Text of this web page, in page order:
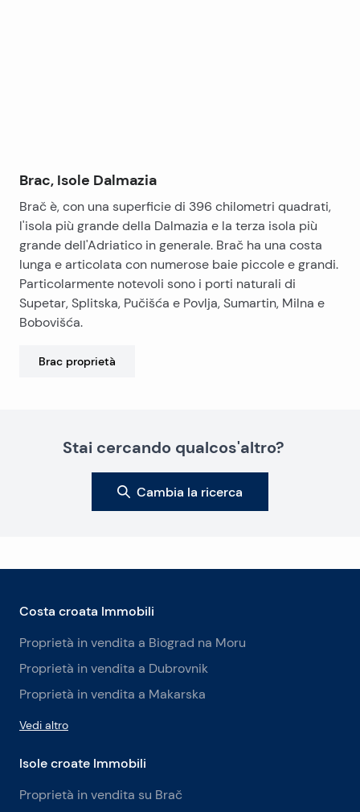
Brac, Isole Dalmazia
Brač è, con una superficie di 396 chilometri quadrati,
l'isola più grande della Dalmazia e la terza isola più
grande dell'Adriatico in generale. Brač ha una costa
lunga e articolata con numerose baie piccole e grandi.
Particolarmente notevoli sono i porti naturali di
Supetar, Splitska, Pučišća e Povlja, Sumartin, Milna e
Bobovišća.
Brac proprietà
Stai cercando qualcos'altro?
Cambia la ricerca
Costa croata Immobili
Proprietà in vendita a Biograd na Moru
Proprietà in vendita a Dubrovnik
Proprietà in vendita a Makarska
Vedi altro
Isole croate Immobili
Proprietà in vendita su Brač